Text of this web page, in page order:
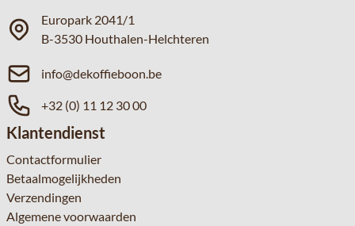
Europark 2041/1
B-3530 Houthalen-Helchteren
info@dekoffieboon.be
+32 (0) 11 12 30 00
Klantendienst
Contactformulier
Betaalmogelijkheden
Verzendingen
Algemene voorwaarden